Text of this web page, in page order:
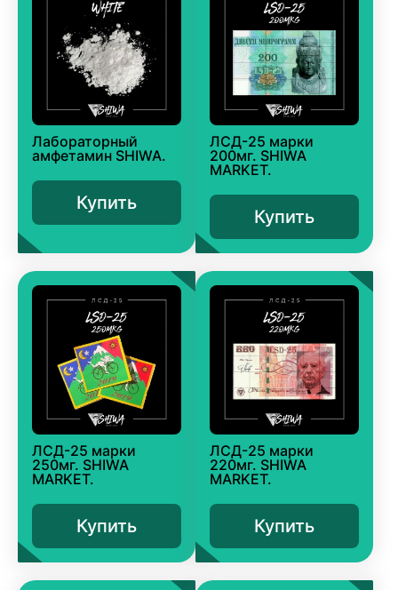
Лабораторный
амфетамин SHIWA.
Купить
ЛСД-25 марки
200мг. SHIWA
MARKET.
Купить
ЛСД-25 марки
250мг. SHIWA
MARKET.
Купить
ЛСД-25 марки
220мг. SHIWA
MARKET.
Купить